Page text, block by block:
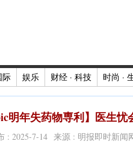
际 娱乐 财经 · 科技 时尚 ·
明年失药物専利】医生
: 2025-7-14 来源 : 明报即时新闻